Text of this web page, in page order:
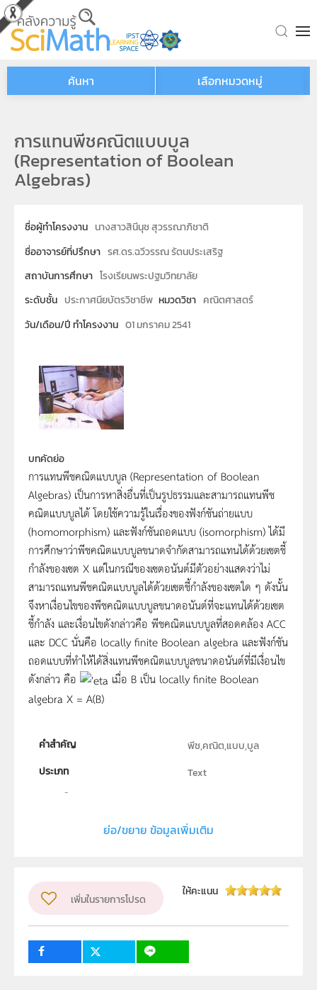
Skip to main content
ค้นหา เลือกหมวดหมู่
การแทนพีชคณิตแบบบูล
(Representation of Boolean
Algebras)
ชื่อผู้ทำโครงงาน นางสาวสินีนุช สุวรรณาภิชาติ
ชื่ออาจารย์ที่ปรึกษา รศ.ดร.ฉวีวรรณ รัตนประเสริฐ
สถาบันการศึกษา โรงเรียนพระปฐมวิทยาลัย
ระดับชั้น ประกาศนียบัตรวิชาชีพ หมวดวิชา คณิตศาสตร์
วัน/เดือน/ปี ทำโครงงาน 01 มกราคม 2541
บทคัดย่อ
การแทนพีชคณิตแบบบูล (Representation of Boolean
Algebras) เป็นการหาสิ่งอื่นที่เป็นรูปธรรมและสามารถแทนพีช
คณิตแบบบูลได้ โดยใช้ความรู้ในเรื่องของฟังก์ชันถ่ายแบบ
(homomorphism) และฟังก์ชันถอดแบบ (isomorphism) ได้มี
การศึกษาว่าพีชคณิตแบบบูลขนาดจำกัดสามารถแทนได้ด้วยเซตชี้
กำลังของเซต X แต่ในกรณีของเซตอนันต์มีตัวอย่างแสดงว่าไม่
สามารถแทนพีชคณิตแบบบูลได้ด้วยเซตชี้กำลังของเซตใด ๆ ดังนั้น
จึงหาเงื่อนไขของพีชคณิตแบบบูลขนาดอนันต์ที่จะแทนได้ด้วยเซต
ชี้กำลัง และเงื่อนไขดังกล่าวคือ พีชคณิตแบบบูลที่สอดคล้อง ACC
และ DCC นั่นคือ locally finite Boolean algebra และฟังก์ชัน
ถอดแบบที่ทำให้ได้สิ่งแทนพีชคณิตแบบบูลขนาดอนันต์ที่มีเงื่อนไข
ดังกล่าว คือ
เมื่อ B เป็น locally finite Boolean
algebra X = A(B)
คำสำคัญ
พีช,คณิต,แบบ,บูล
ประเภท
Text
กลุ่มเป้าหมาย
ครู, นักเรียน, บุคคลทั่วไป
ย่อ/ขยาย ข้อมูลเพิ่มเติม
เพิ่มในรายการโปรด
ให้คะแนน